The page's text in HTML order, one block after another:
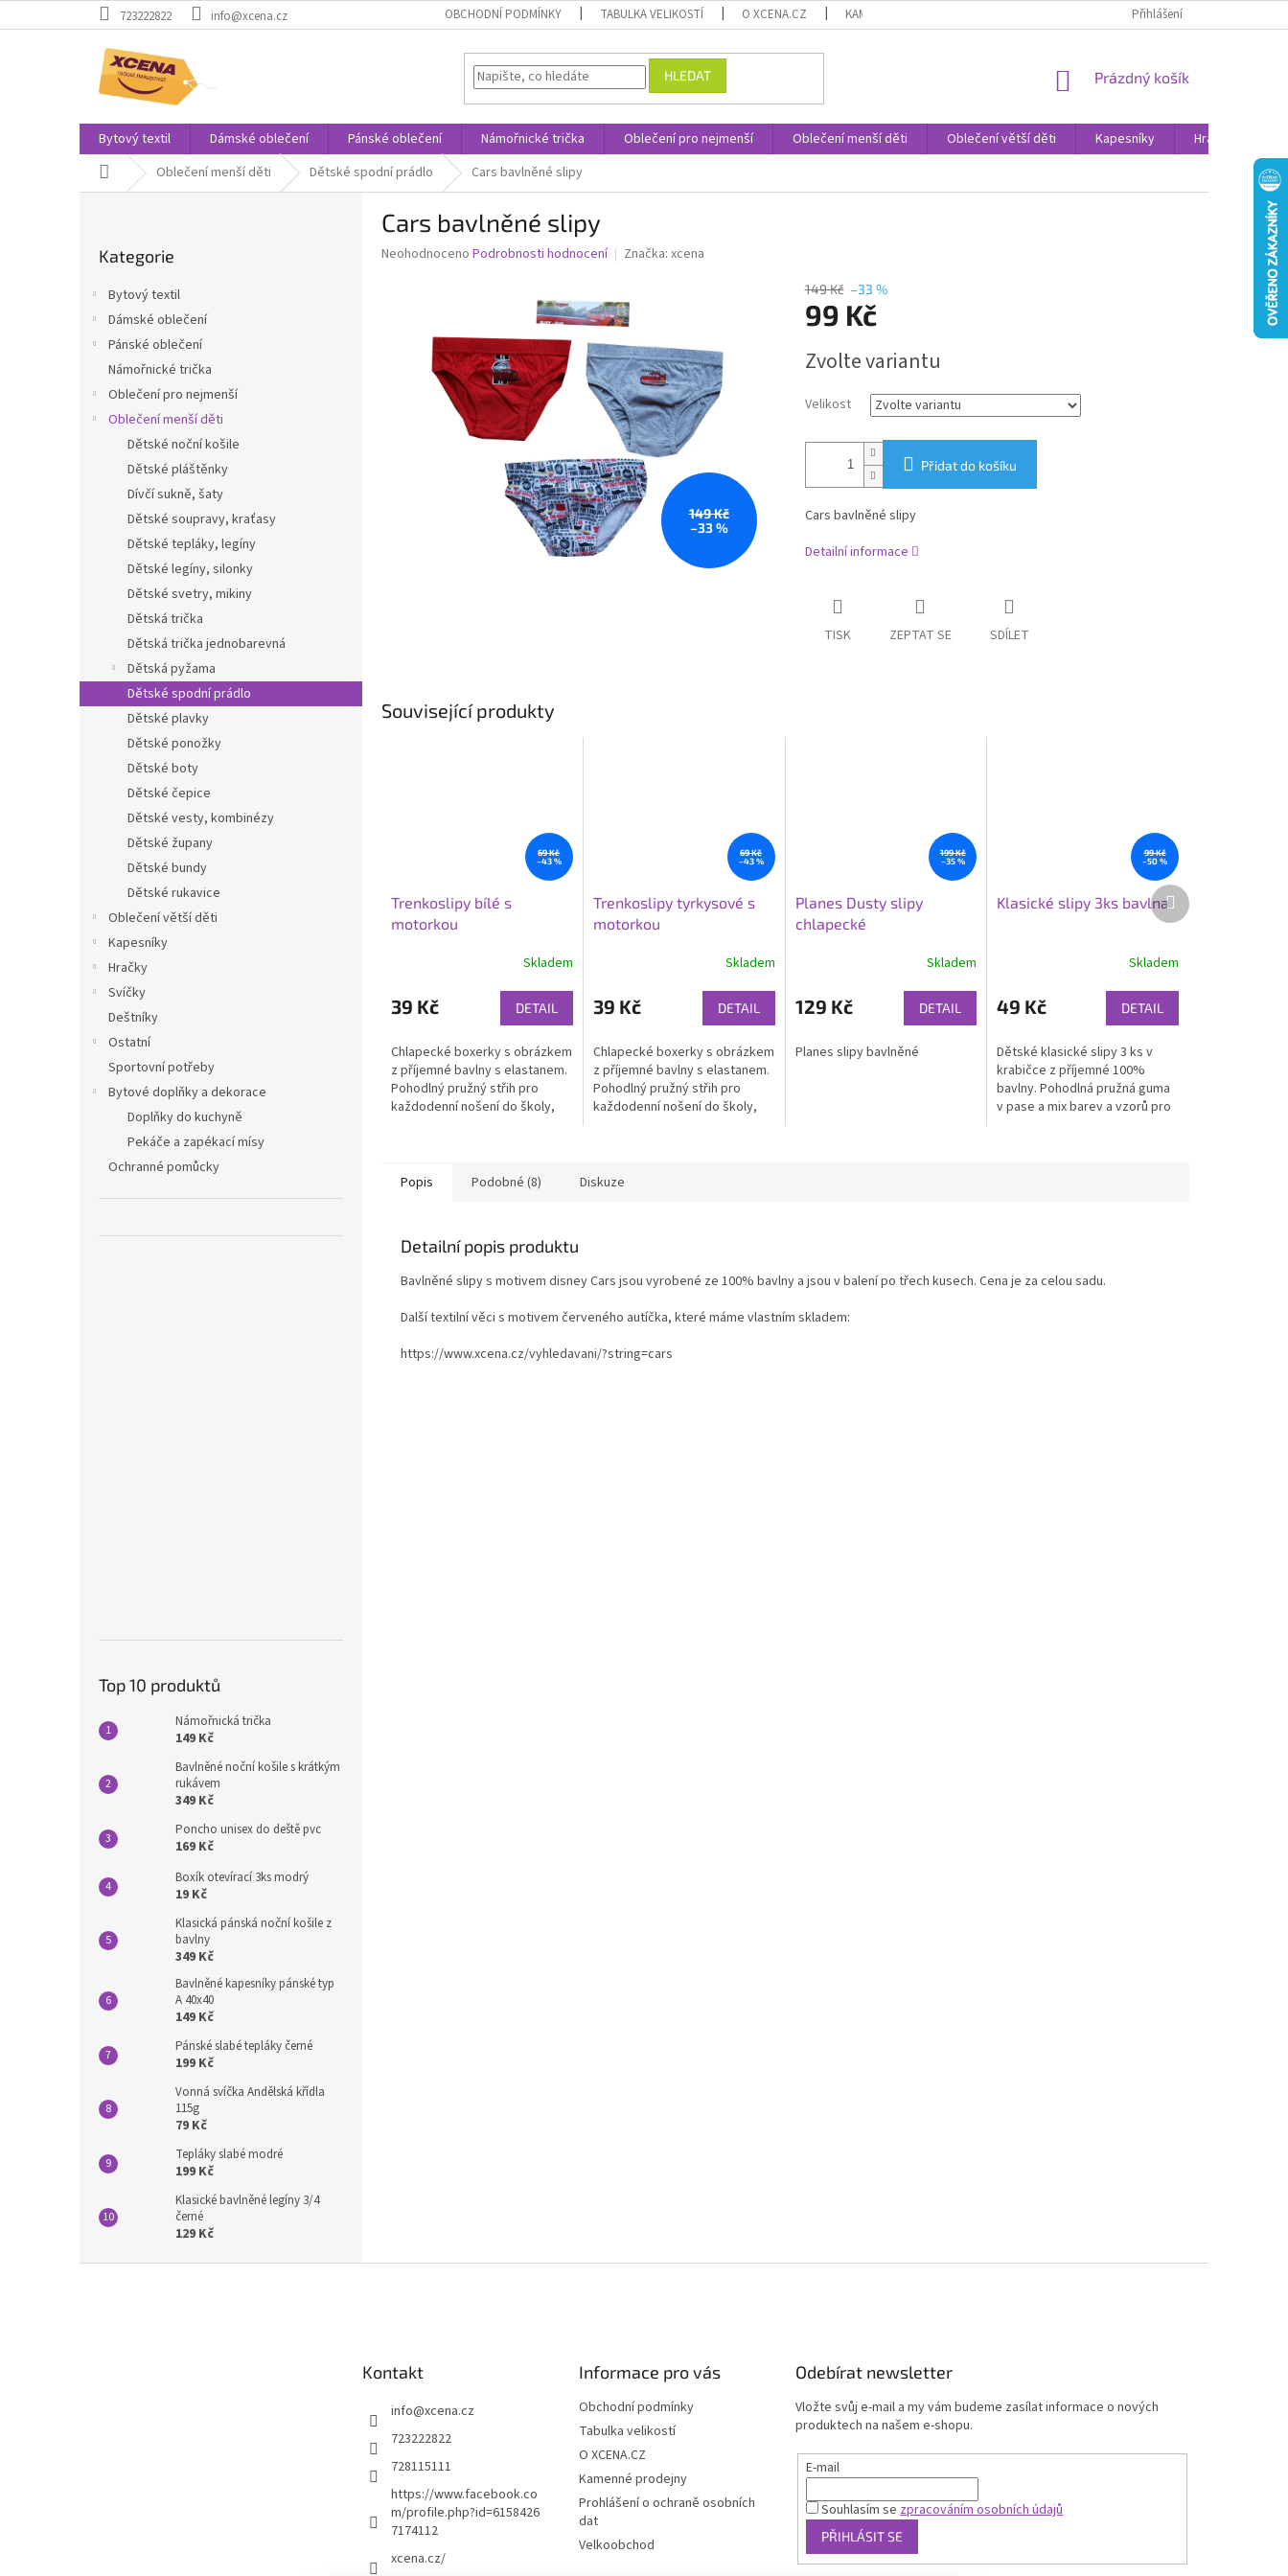
na
723222822 info@xcena.cz OBCHODNÍ PODMÍNKY TABULKA VELIKOSTÍ O XCENA.CZ KAMENNÉ PRODEJNY PROHLÁŠENÍ O OCHRANĚ OSOBNÍCH DAT
Přihlášení
HLEDAT
NÁKUPNÍ
Prázdný košík
Bytový textil Dámské oblečení Pánské oblečení Námořnické trička Oblečení pro nejmenší Oblečení menší děti Oblečení větší děti Kapesníky Hračky
Domů Oblečení menší děti Dětské spodní prádlo Cars bavlněné slipy
kategorie
Kategorie
Bytový textil
Dámské oblečení
Pánské oblečení
Námořnické trička
Oblečení pro nejmenší
Oblečení menší děti
Dětské noční košile
Dětské pláštěnky
Dívčí sukně, šaty
Dětské soupravy, kraťasy
Dětské tepláky, legíny
Dětské legíny, silonky
Dětské svetry, mikiny
Dětská trička
Dětská trička jednobarevná
Dětská pyžama
Dětské spodní prádlo
Dětské plavky
Dětské ponožky
Dětské boty
Dětské čepice
Dětské vesty, kombinézy
Dětské župany
Dětské bundy
Dětské rukavice
Oblečení větší děti
Kapesníky
Hračky
Svíčky
Deštníky
Ostatní
Sportovní potřeby
Bytové doplňky a dekorace
Doplňky do kuchyně
Pekáče a zapékací mísy
Ochranné pomůcky
Top 10 produktů
Námořnická trička
149 Kč
Bavlněné noční košile s krátkým
rukávem
349 Kč
Poncho unisex do deště pvc
169 Kč
Boxík otevírací 3ks modrý
19 Kč
Klasická pánská noční košile z
bavlny
349 Kč
Bavlněné kapesníky pánské typ
A 40x40
149 Kč
Pánské slabé tepláky černé
199 Kč
Vonná svíčka Andělská křídla
115g
79 Kč
Tepláky slabé modré
199 Kč
Klasické bavlněné legíny 3/4
černé
129 Kč
Cars bavlněné slipy
Průměrné
hvězdiček.
Neohodnoceno Podrobnosti hodnocení Značka: xcena
149 Kč
–33 %
149 Kč –33 %
99 Kč
cena:
Zvolte variantu
Velikost
Přidat do košíku
Cars bavlněné slipy
Detailní informace
TISK ZEPTAT SE SDÍLET
Související produkty
69 Kč
–43 %
Trenkoslipy bílé s
motorkou
Skladem
39 Kč DETAIL
Chlapecké boxerky s obrázkem
z příjemné bavlny s elastanem.
Pohodlný pružný střih pro
každodenní nošení do školy,
69 Kč
–43 %
Trenkoslipy tyrkysové s
motorkou
Skladem
39 Kč DETAIL
Chlapecké boxerky s obrázkem
z příjemné bavlny s elastanem.
Pohodlný pružný střih pro
každodenní nošení do školy,
199 Kč
–35 %
Planes Dusty slipy
chlapecké
Skladem
129 Kč DETAIL
Planes slipy bavlněné
99 Kč
–50 %
Klasické slipy 3ks bavlna
Skladem
49 Kč DETAIL
Dětské klasické slipy 3 ks v
krabičce z příjemné 100%
bavlny. Pohodlná pružná guma
v pase a mix barev a vzorů pro
Další
produkt
Popis Podobné (8) Diskuze
Detailní popis produktu
Bavlněné slipy s motivem disney Cars jsou vyrobené ze 100% bavlny a jsou v balení po třech kusech. Cena je za celou sadu.
Další textilní věci s motivem červeného autíčka, které máme vlastním skladem:
https://www.xcena.cz/vyhledavani/?string=cars
Kontakt
info@xcena.cz
723222822
728115111
https://www.facebook.co
m/profile.php?id=6158426
7174112
xcena.cz/
Informace pro vás
Obchodní podmínky
Tabulka velikostí
O XCENA.CZ
Kamenné prodejny
Prohlášení o ochraně osobních
dat
Velkoobchod
Odebírat newsletter
Vložte svůj e-mail a my vám budeme zasílat informace o nových
produktech na našem e-shopu.
E-mail
Souhlasím se zpracováním osobních údajů
PŘIHLÁSIT SE